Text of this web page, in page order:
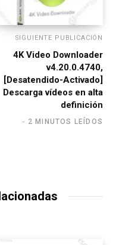
SIGUIENTE PUBLICACIÓN
4K Video Downloader
v4.20.0.4740,
[Desatendido-Activado]
Descarga vídeos en alta
definición
2 MINUTOS LEÍDOS